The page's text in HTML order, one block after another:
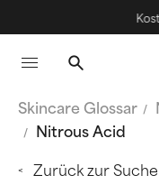
Skincare Glossar
Nitrous Acid
Zurück zur Suche